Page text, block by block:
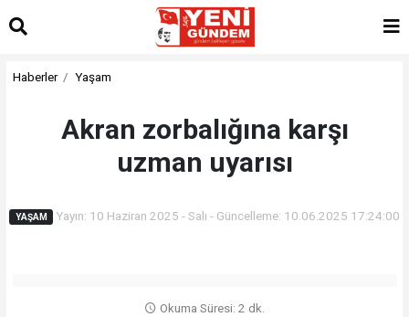
Haberler Yaşam
Akran zorbalığına karşı
uzman uyarısı
YAŞAM Yayın: 10 Haziran 2025 - Salı - Güncelleme: 10.06.2025 17:24:00
Okuma Süresi: 2 dk.